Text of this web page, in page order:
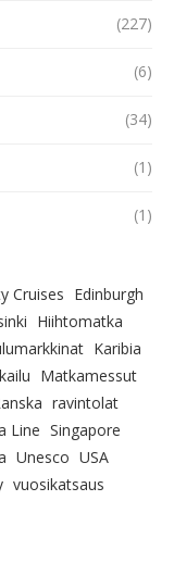
(227)
(6)
(34)
(1)
(1)
Cruises Edinburgh
Hiihtomatka
Karibia
Matkamessut
ravintolat
Line Singapore
Unesco USA
vuosikatsaus